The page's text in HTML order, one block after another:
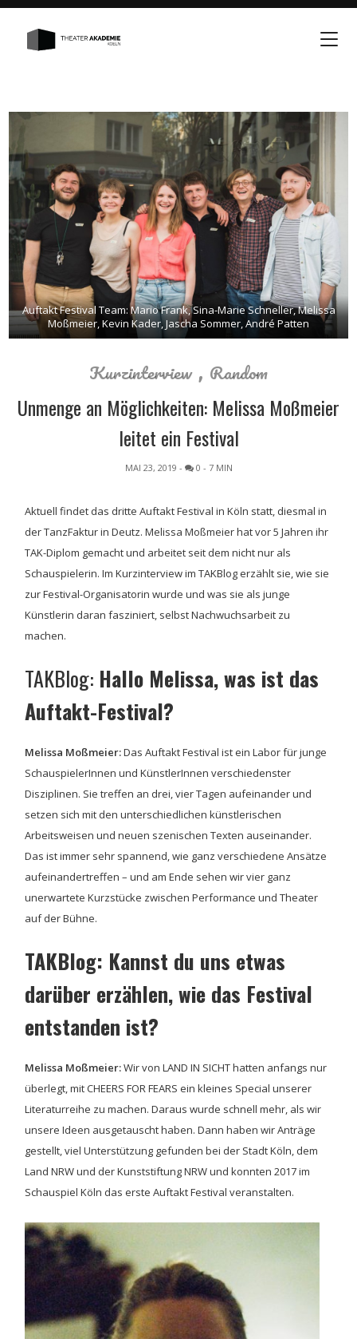
Auftakt Festival Team: Mario Frank, Sina-Marie Schneller, Melissa
Moßmeier, Kevin Kader, Jascha Sommer, André Patten
Kurzinterview , Random
Unmenge an Möglichkeiten: Melissa Moßmeier
leitet ein Festival
MAI 23, 2019 - 0 - 7 MIN
Aktuell findet das dritte Auftakt Festival in Köln statt, diesmal in
der TanzFaktur in Deutz. Melissa Moßmeier hat vor 5 Jahren ihr
TAK-Diplom gemacht und arbeitet seit dem nicht nur als
Schauspielerin. Im Kurzinterview im TAKBlog erzählt sie, wie sie
zur Festival-Organisatorin wurde und was sie als junge
Künstlerin daran fasziniert, selbst Nachwuchsarbeit zu
machen.
TAKBlog: Hallo Melissa, was ist das
Auftakt-Festival?
Melissa Moßmeier:Das Auftakt Festival ist ein Labor für junge
SchauspielerInnen und KünstlerInnen verschiedenster
Disziplinen. Sie treffen an drei, vier Tagen aufeinander und
setzen sich mit den unterschiedlichen künstlerischen
Arbeitsweisen und neuen szenischen Texten auseinander.
Das ist immer sehr spannend, wie ganz verschiedene Ansätze
aufeinandertreffen – und am Ende sehen wir vier ganz
unerwartete Kurzstücke zwischen Performance und Theater
auf der Bühne.
TAKBlog: Kannst du uns etwas
darüber erzählen, wie das Festival
entstanden ist?
Melissa Moßmeier:Wir von LAND IN SICHT hatten anfangs nur
überlegt, mit CHEERS FOR FEARS ein kleines Special unserer
Literaturreihe zu machen. Daraus wurde schnell mehr, als wir
unsere Ideen ausgetauscht haben. Dann haben wir Anträge
gestellt, viel Unterstützung gefunden bei der Stadt Köln, dem
Land NRW und der Kunststiftung NRW und konnten 2017 im
Schauspiel Köln das erste Auftakt Festival veranstalten.